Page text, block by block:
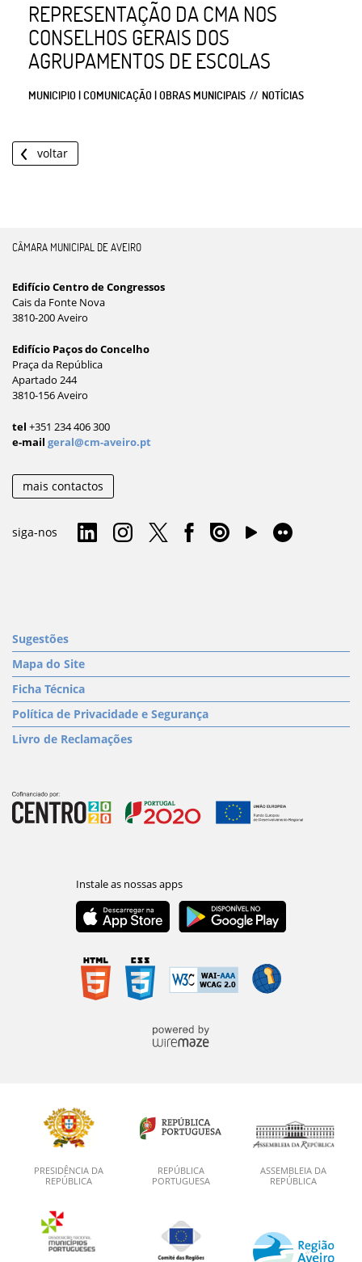
REPRESENTAÇÃO DA CMA NOS
CONSELHOS GERAIS DOS
AGRUPAMENTOS DE ESCOLAS
MUNICIPIO | COMUNICAÇÃO | OBRAS MUNICIPAIS NOTÍCIAS
voltar
CÂMARA MUNICIPAL DE AVEIRO
Edifício Centro de Congressos
Cais da Fonte Nova
3810-200 Aveiro
Edifício Paços do Concelho
Praça da República
Apartado 244
3810-156 Aveiro
tel +351 234 406 300
e-mail geral@cm-aveiro.pt
mais contactos
siga-nos
Sugestões
Mapa do Site
Ficha Técnica
Política de Privacidade e Segurança
Livro de Reclamações
PRESIDÊNCIA DA
REPÚBLICA
REPÚBLICA
PORTUGUESA
ASSEMBLEIA DA
REPÚBLICA